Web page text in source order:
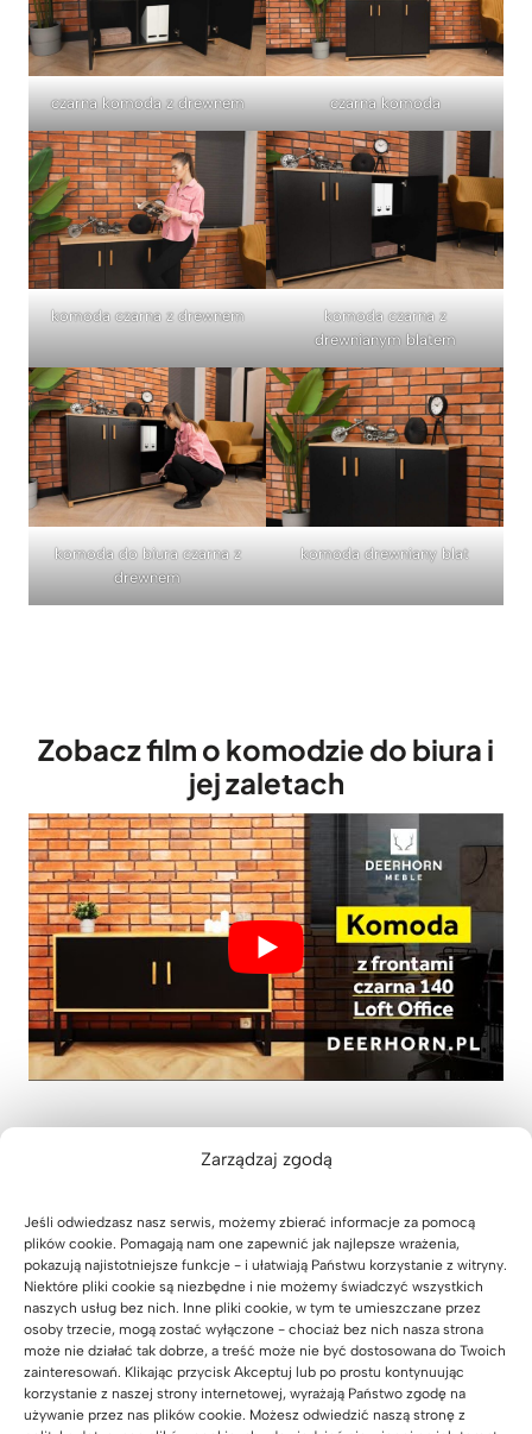
Zarządzaj zgodą
Jeśli odwiedzasz nasz serwis, możemy zbierać informacje za pomocą
plików cookie. Pomagają nam one zapewnić jak najlepsze wrażenia,
pokazują najistotniejsze funkcje - i ułatwiają Państwu korzystanie z witryny.
Niektóre pliki cookie są niezbędne i nie możemy świadczyć wszystkich
naszych usług bez nich. Inne pliki cookie, w tym te umieszczane przez
osoby trzecie, mogą zostać wyłączone - chociaż bez nich nasza strona
może nie działać tak dobrze, a treść może nie być dostosowana do Twoich
zainteresowań. Klikając przycisk Akceptuj lub po prostu kontynuując
korzystanie z naszej strony internetowej, wyrażają Państwo zgodę na
używanie przez nas plików cookie. Możesz odwiedzić naszą stronę z
czarna komoda z drewnem czarna komoda
komoda czarna z drewnem
komoda czarna z
drewnianym blatem
komoda do biura czarna z
drewnem
komoda drewniany blat
Zobacz film o komodzie do biura i
jej zaletach
PROMOCJA
R
O
U
K
T